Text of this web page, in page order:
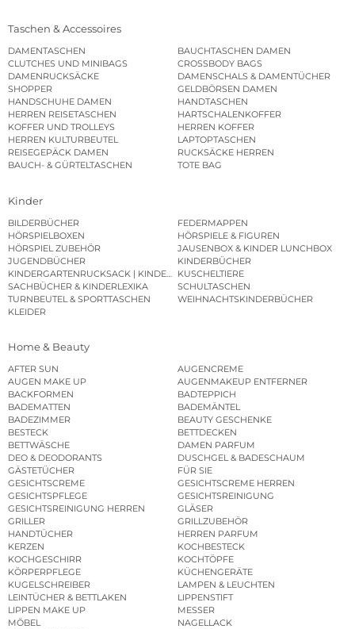
Taschen & Accessoires
DAMENTASCHEN
BAUCHTASCHEN DAMEN
CLUTCHES UND MINIBAGS
CROSSBODY BAGS
DAMENRUCKSÄCKE
DAMENSCHALS & DAMENTÜCHER
SHOPPER
GELDBÖRSEN DAMEN
HANDSCHUHE DAMEN
HANDTASCHEN
HERREN REISETASCHEN
HARTSCHALENKOFFER
KOFFER UND TROLLEYS
HERREN KOFFER
HERREN KULTURBEUTEL
LAPTOPTASCHEN
REISEGEPÄCK DAMEN
RUCKSÄCKE HERREN
BAUCH- & GÜRTELTASCHEN
TOTE BAG
Kinder
BILDERBÜCHER
FEDERMAPPEN
HÖRSPIELBOXEN
HÖRSPIELE & FIGUREN
HÖRSPIEL ZUBEHÖR
JAUSENBOX & KINDER LUNCHBOX
JUGENDBÜCHER
KINDERBÜCHER
KINDERGARTENRUCKSACK | KINDERGARTENBEUTEL
KUSCHELTIERE
SACHBÜCHER & KINDERLEXIKA
SCHULTASCHEN
TURNBEUTEL & SPORTTASCHEN
WEIHNACHTSKINDERBÜCHER
KLEIDER
Home & Beauty
AFTER SUN
AUGENCREME
AUGEN MAKE UP
AUGENMAKEUP ENTFERNER
BACKFORMEN
BADTEPPICH
BADEMATTEN
BADEMÄNTEL
BADEZIMMER
BEAUTY GESCHENKE
BESTECK
BETTDECKEN
BETTWÄSCHE
DAMEN PARFUM
DEO & DEODORANTS
DUSCHGEL & BADESCHAUM
GÄSTETÜCHER
FÜR SIE
GESICHTSCREME
GESICHTSCREME HERREN
GESICHTSPFLEGE
GESICHTSREINIGUNG
GESICHTSREINIGUNG HERREN
GLÄSER
GRILLER
GRILLZUBEHÖR
HANDTÜCHER
HERREN PARFUM
KERZEN
KOCHBESTECK
KOCHGESCHIRR
KOCHTÖPFE
KÖRPERPFLEGE
KÜCHENGERÄTE
KUGELSCHREIBER
LAMPEN & LEUCHTEN
LEINTÜCHER & BETTLAKEN
LIPPENSTIFT
LIPPEN MAKE UP
MESSER
MÖBEL
NAGELLACK